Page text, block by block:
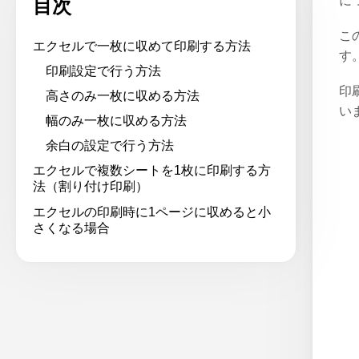
目次
エクセルで一枚に収めて印刷する方法
印刷設定で行う方法
高さのみ一枚に収める方法
幅のみ一枚に収める方法
余白の設定で行う方法
エクセルで複数シートを1枚に印刷する方
法（割り付け印刷）
エクセルの印刷時に1ページに収めると小
さくなる場合
こ
す
印
い